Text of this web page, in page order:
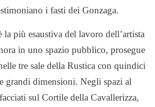
i fasti dei Gonzaga.
la più esaustiva del lavoro dell’artista
in uno spazio pubblico, prosegue
tre sale della Rustica con quindici
grandi dimensioni. Negli spazi al
sul Cortile della Cavallerizza,